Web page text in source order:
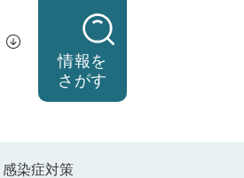
情報を
さがす
感染症対策